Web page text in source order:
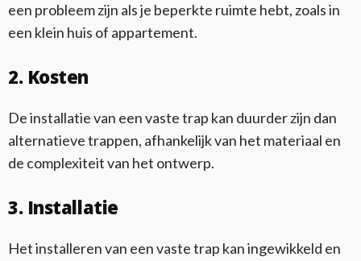
een probleem zijn als je beperkte ruimte hebt, zoals in
een klein huis of appartement.
2. Kosten
De installatie van een vaste trap kan duurder zijn dan
alternatieve trappen, afhankelijk van het materiaal en
de complexiteit van het ontwerp.
3. Installatie
Het installeren van een vaste trap kan ingewikkeld en